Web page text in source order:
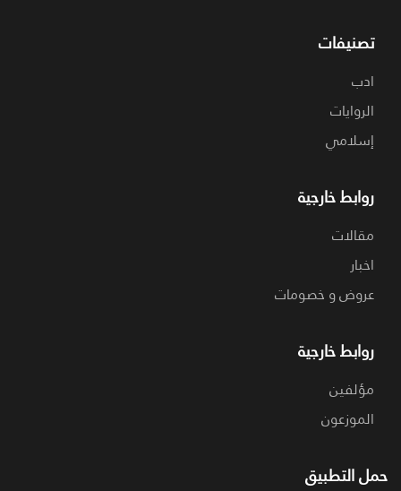
تصنيفات
ادب
الروايات
إسلامي
روابط خارجية
مقالات
اخبار
عروض و خصومات
روابط خارجية
مؤلفين
الموزعون
حمل التطبيق